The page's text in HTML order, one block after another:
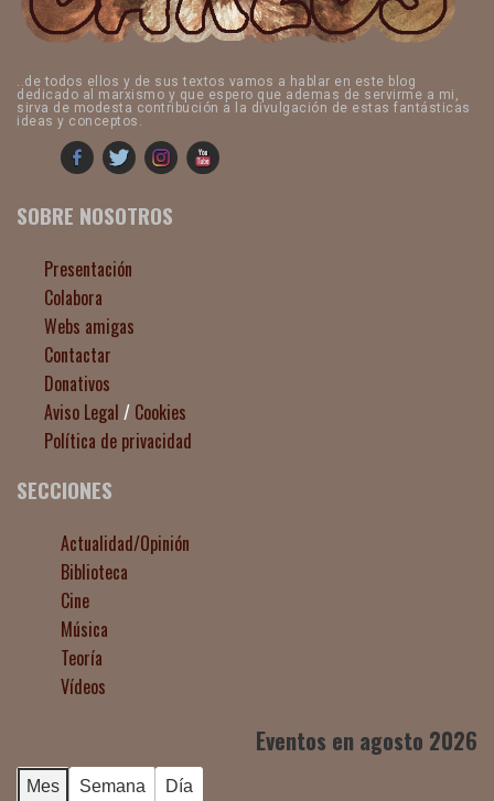
..de todos ellos y de sus textos vamos a hablar en este blog
dedicado al marxismo y que espero que ademas de servirme a mi,
sirva de modesta contribución a la divulgación de estas fantásticas
ideas y conceptos.
SOBRE NOSOTROS
Presentación
Colabora
Webs amigas
Contactar
Donativos
Aviso Legal / Cookies
Política de privacidad
SECCIONES
Actualidad/Opinión
Biblioteca
Cine
Música
Teoría
Vídeos
Eventos en agosto 2026
Mes Semana Día